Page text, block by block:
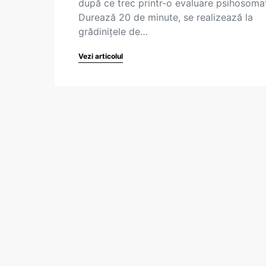
după ce trec printr-o evaluare
Durează 20 de minute, se realizează la
grădinițele de…
Vezi articolul